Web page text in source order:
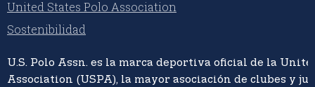
United States Polo Association
Sostenibilidad
U.S. Polo Assn. es la marca deportiva oficial de la
Association (USPA), la mayor asociación de clubes y